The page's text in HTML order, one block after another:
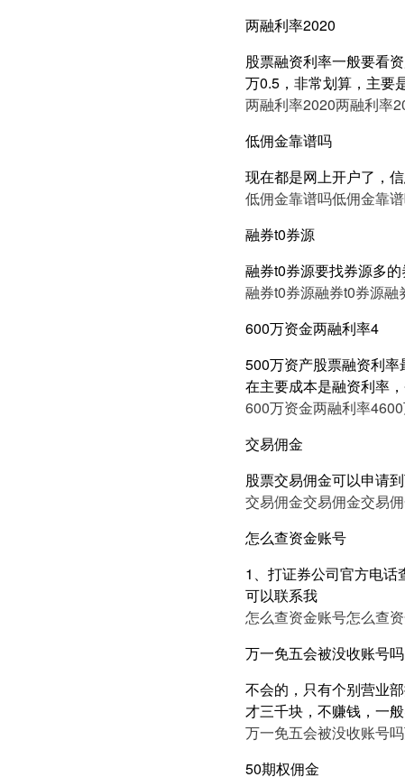
两融利率2020
股票融资利率一般要看
万0.5，非常划算，主要
两融利率2020两融利率
低佣金靠谱吗
现在都是网上开户了，
低佣金靠谱吗低佣金靠
融券t0券源
融券t0券源要找券源多
融券t0券源融券t0券源融
600万资金两融利率4
500万资产股票融资利
在主要成本是融资利率
600万资金两融利率4
交易佣金
股票交易佣金可以申请
交易佣金交易佣金交易
怎么查资金账号
1、打证券公司官方电
可以联系我
怎么查资金账号怎么查
万一免五会被没收账号吗
不会的，只有个别营业
才三千块，不赚钱，一
万一免五会被没收账号吗
50期权佣金